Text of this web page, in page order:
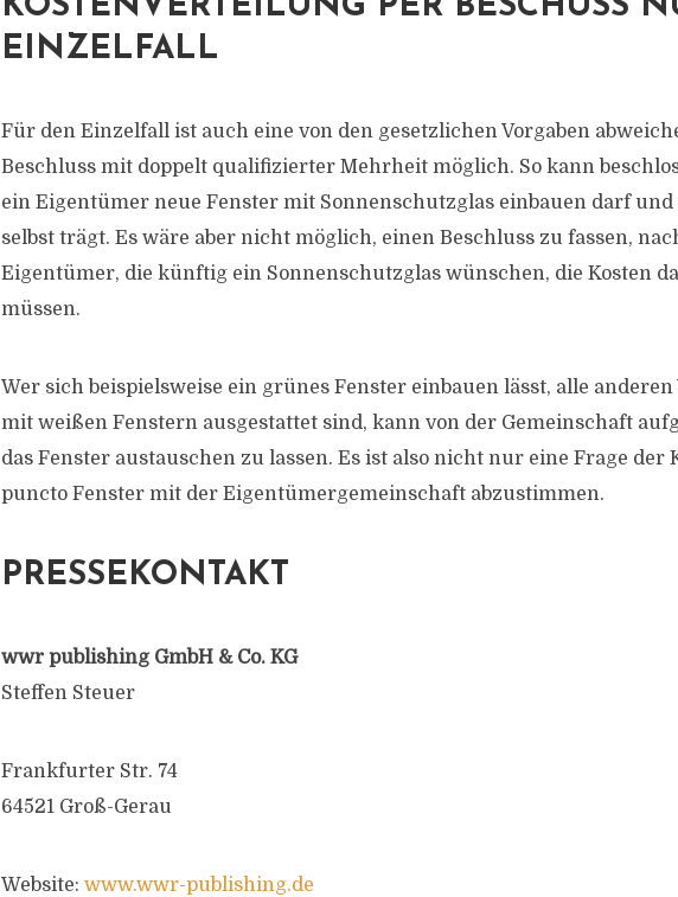
KOSTENVERTEILUNG PER BESCHUSS
EINZELFALL
Für den Einzelfall ist auch eine von den gesetzlichen Vorgaben
Beschluss mit doppelt qualifizierter Mehrheit möglich. So kann
ein Eigentümer neue Fenster mit Sonnenschutzglas einbauen darf und
selbst trägt. Es wäre aber nicht möglich, einen Beschluss zu fassen,
Eigentümer, die künftig ein Sonnenschutzglas wünschen, die Kosten
müssen.
Wer sich beispielsweise ein grünes Fenster einbauen lässt, alle
mit weißen Fenstern ausgestattet sind, kann von der Gemeinschaft
das Fenster austauschen zu lassen. Es ist also nicht nur eine Frage der
puncto Fenster mit der Eigentümergemeinschaft abzustimmen.
PRESSEKONTAKT
wwr publishing GmbH & Co. KG
Steffen Steuer
Frankfurter Str. 74
64521 Groß-Gerau
Website: www.wwr-publishing.de